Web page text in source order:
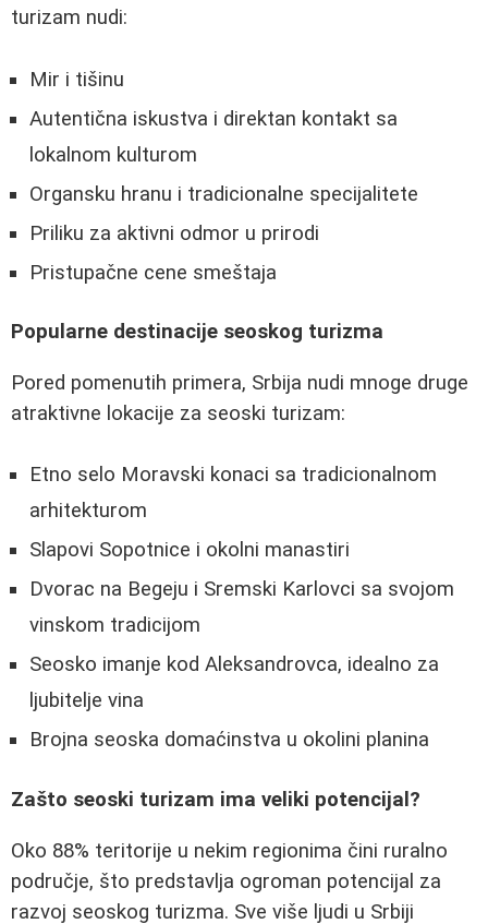
turizam nudi:
Mir i tišinu
Autentična iskustva i direktan kontakt sa
lokalnom kulturom
Organsku hranu i tradicionalne specijalitete
Priliku za aktivni odmor u prirodi
Pristupačne cene smeštaja
Popularne destinacije seoskog turizma
Pored pomenutih primera, Srbija nudi mnoge druge
atraktivne lokacije za seoski turizam:
Etno selo Moravski konaci sa tradicionalnom
arhitekturom
Slapovi Sopotnice i okolni manastiri
Dvorac na Begeju i Sremski Karlovci sa svojom
vinskom tradicijom
Seosko imanje kod Aleksandrovca, idealno za
ljubitelje vina
Brojna seoska domaćinstva u okolini planina
Zašto seoski turizam ima veliki potencijal?
Oko 88% teritorije u nekim regionima čini ruralno
područje, što predstavlja ogroman potencijal za
razvoj seoskog turizma. Sve više ljudi u Srbiji